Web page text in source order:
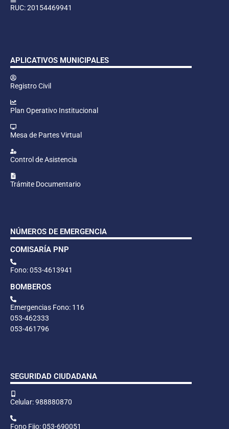
RUC: 20154469941
APLICATIVOS MUNICIPALES
Registro Civil
Plan Operativo Institucional
Mesa de Partes Virtual
Control de Asistencia
Trámite Documentario
NÚMEROS DE EMERGENCIA
COMISARÍA PNP
Fono: 053-4613941
BOMBEROS
Emergencias Fono: 116
053-462333
053-461796
SEGURIDAD CIUDADANA
Celular: 988880870
Fono Fijo: 053-690051